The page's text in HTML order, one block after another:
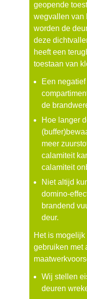
geopende
wegvallen van
worden de
deze
heeft een
toestaan van
Een
de
Hoe langer
meer
calamiteit
calamiteit
Niet altijd
domino-
brandend
deur.
Het is
gebruiken met
Wij stellen
deuren